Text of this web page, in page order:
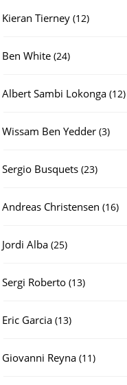
Kieran Tierney 1212
Ben White 2424
Albert Sambi Lokonga 1212
Wissam Ben Yedder 33
Sergio Busquets 2323
Andreas Christensen 1616
Jordi Alba 2525
Sergi Roberto 1313
Eric Garcia 1313
Giovanni Reyna 1111